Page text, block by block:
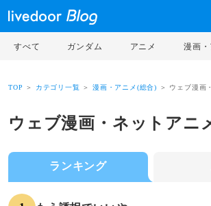
すべて ガンダム アニメ 漫画・
TOP ＞ カテゴリ一覧 ＞漫画・アニメ(総合) ＞ ウェブ漫画
ウェブ漫画・ネットアニ
ランキング